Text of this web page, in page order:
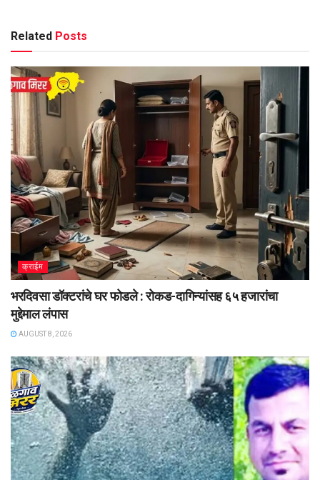
Related Posts
क्राईम
भरदिवसा डॉक्टरांचे घर फोडले : रोकड-दागिन्यांसह ६५ हजारांचा
मुद्देमाल लंपास
AUGUST 8, 2026